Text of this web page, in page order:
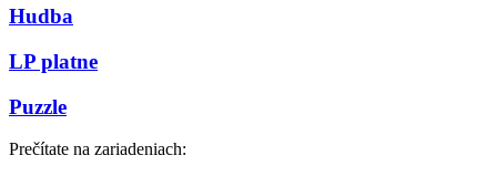
Hudba
LP platne
Puzzle
Prečítate na zariadeniach: